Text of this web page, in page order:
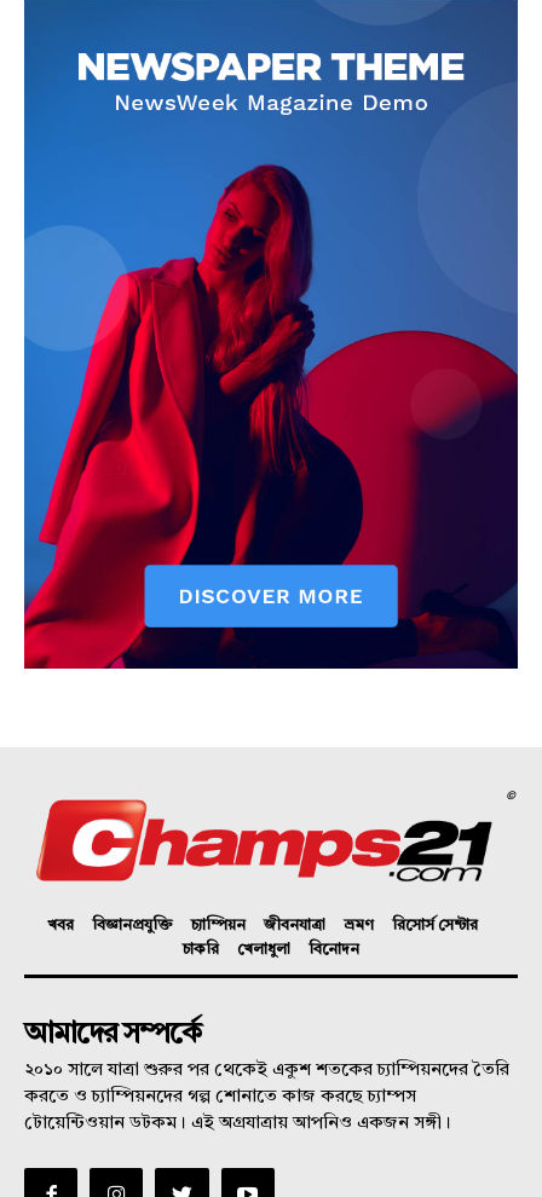
©
খবর বিজ্ঞানপ্রযুক্তি চ্যাম্পিয়ন জীবনযাত্রা ভ্রমণ
রিসোর্স সেন্টার
চাকরি
খেলাধুলা বিনোদন
আমাদের সম্পর্কে
২০১০ সালে যাত্রা শুরুর পর থেকেই একুশ শতকের চ্যাম্পিয়নদের তৈরি
করতে ও চ্যাম্পিয়নদের গল্প শোনাতে কাজ করছে চ্যাম্পস
টোয়েন্টিওয়ান ডটকম। এই অগ্রযাত্রায় আপনিও একজন সঙ্গী।